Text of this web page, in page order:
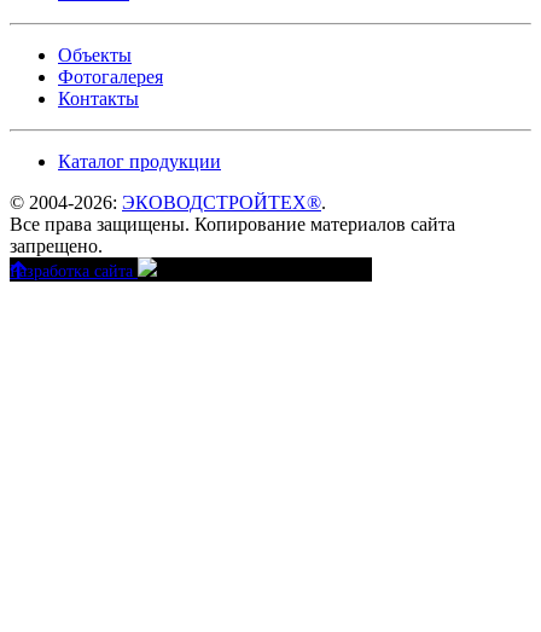
Объекты
Фотогалерея
Контакты
Каталог продукции
© 2004-2026: ЭКОВОДСТРОЙТЕХ®.
Все права защищены. Копирование материалов сайта
запрещено.
Разработка сайта